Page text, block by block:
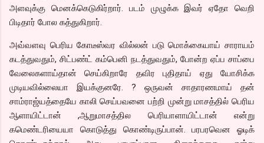
அளவுக்கு மெனக்கெடுகிர்றார். படம் முழுக்க இவர் ஏதோ வெறி
பிடிதார் போல கத்துகிறார்.
அவ்வளவு பெரிய கோடீஸ்வர வில்லன் படு மொக்கையாய் சாராயம்
கடத்துவதும், சிட்பண்ட் கம்பெனி நடத்துவதும், போன்ற ஏப்ப சாப்பை
வேலைகளாய்தான் செய்கிறாரே தவிர புதிதாய் ஏது யோசிக்க
முடியவில்லையா இயக்குனரே. ? ஒருவன் சாதாரணமாய் தன்
சாம்ராஜ்யத்தையே காலி செய்பவனை பற்றி முன்று மாசத்தில் பெரிய
ஆளாயிட்டான் ,ஆறுமாசத்தில பெரியாளாயிட்டான் என்று
கமெண்டரியையா கொடுத்து கொண்டிருப்பான். பரபரவென ஓடிக்